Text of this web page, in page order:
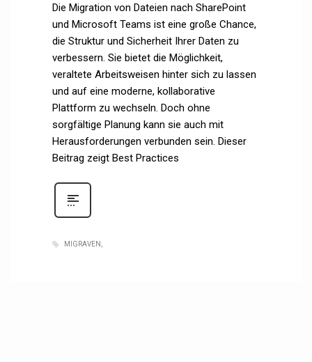
Die Migration von Dateien nach SharePoint
und Microsoft Teams ist eine große Chance,
die Struktur und Sicherheit Ihrer Daten zu
verbessern. Sie bietet die Möglichkeit,
veraltete Arbeitsweisen hinter sich zu lassen
und auf eine moderne, kollaborative
Plattform zu wechseln. Doch ohne
sorgfältige Planung kann sie auch mit
Herausforderungen verbunden sein. Dieser
Beitrag zeigt Best Practices
MIGRAVEN